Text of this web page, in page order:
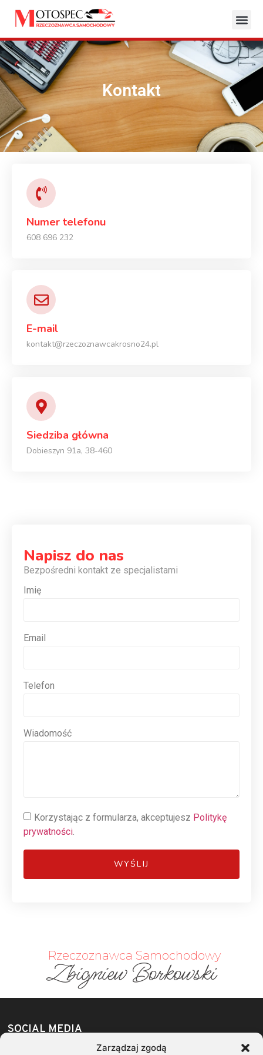
Zarządzaj zgodą
Kontakt
Numer telefonu
608 696 232
E-mail
kontakt@rzeczoznawcakrosno24.pl
Siedziba główna
Dobieszyn 91a, 38-460
Napisz do nas
Bezpośredni kontakt ze specjalistami
Imię
Email
Telefon
Wiadomość
Korzystając z formularza, akceptujesz Politykę
prywatności.
WYŚLIJ
Rzeczoznawca Samochodowy
Zbigniew Borkowski​
SOCIAL MEDIA